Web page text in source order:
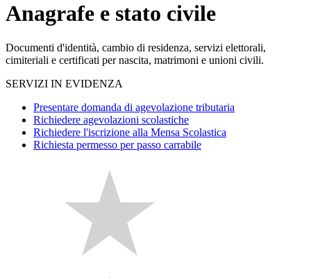
Anagrafe e stato civile
Documenti d'identità, cambio di residenza, servizi elettorali,
cimiteriali e certificati per nascita, matrimoni e unioni civili.
SERVIZI IN EVIDENZA
Presentare domanda di agevolazione tributaria
Richiedere agevolazioni scolastiche
Richiedere l'iscrizione alla Mensa Scolastica
Richiesta permesso per passo carrabile